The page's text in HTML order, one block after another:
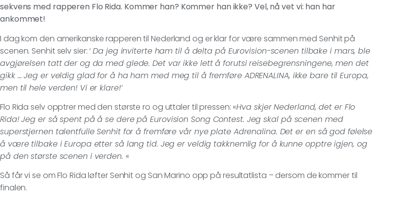
sekvens med rapperen Flo Rida. Kommer han? Kommer han ikke? Vel, nå vet vi: han har
ankommet!
I dag kom den amerikanske rapperen til Nederland og er klar for være sammen med Senhit på
scenen. Senhit selv sier: ‘Da jeg inviterte ham til å delta på Eurovision-scenen tilbake i mars, ble
avgjørelsen tatt der og da med glede. Det var ikke lett å forutsi reisebegrensningene, men det
gikk … Jeg er veldig glad for å ha ham med meg til å fremføre ADRENALINA, ikke bare til Europa,
men til hele verden! Vi er klare!’
Flo Rida selv opptrer med den største ro og uttaler til pressen: «Hva skjer Nederland, det er Flo
Rida! Jeg er så spent på å se dere på Eurovision Song Contest. Jeg skal på scenen med
superstjernen talentfulle Senhit for å fremføre vår nye plate Adrenalina. Det er en så god følelse
å være tilbake i Europa etter så lang tid. Jeg er veldig takknemlig for å kunne opptre igjen, og
på den største scenen i verden. «
Så får vi se om Flo Rida løfter Senhit og San Marino opp på resultatlista – dersom de kommer til
finalen.